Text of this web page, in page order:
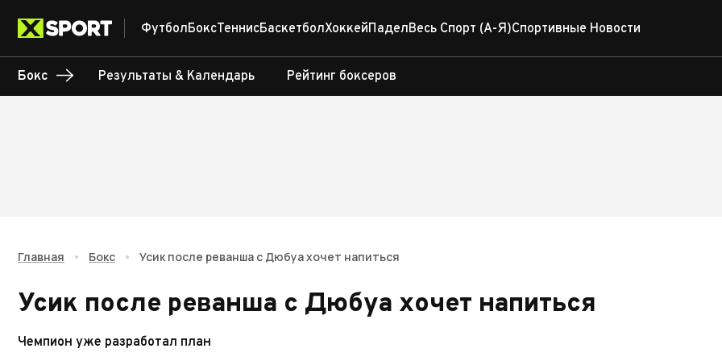
ФутболБоксТеннисБаскетболХоккейПаделВесь Спорт (А-Я)Спортивные Новости
Бокс Результаты & Календарь Рейтинг боксеров
Главная • Бокс • Усик после реванша с Дюбуа хочет напиться
Усик после реванша с Дюбуа хочет напиться
Чемпион уже разработал план